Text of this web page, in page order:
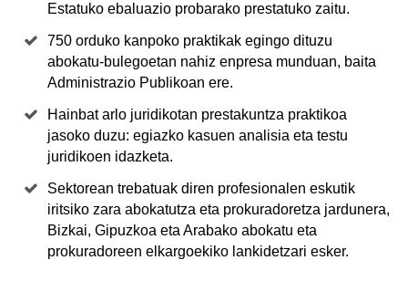
Estatuko ebaluazio probarako prestatuko zaitu.
750 orduko kanpoko praktikak egingo dituzu
abokatu-bulegoetan nahiz enpresa munduan, baita
Administrazio Publikoan ere.
Hainbat arlo juridikotan prestakuntza praktikoa
jasoko duzu: egiazko kasuen analisia eta testu
juridikoen idazketa.
Sektorean trebatuak diren profesionalen eskutik
iritsiko zara abokatutza eta prokuradoretza jardunera,
Bizkai, Gipuzkoa eta Arabako abokatu eta
prokuradoreen elkargoekiko lankidetzari esker.